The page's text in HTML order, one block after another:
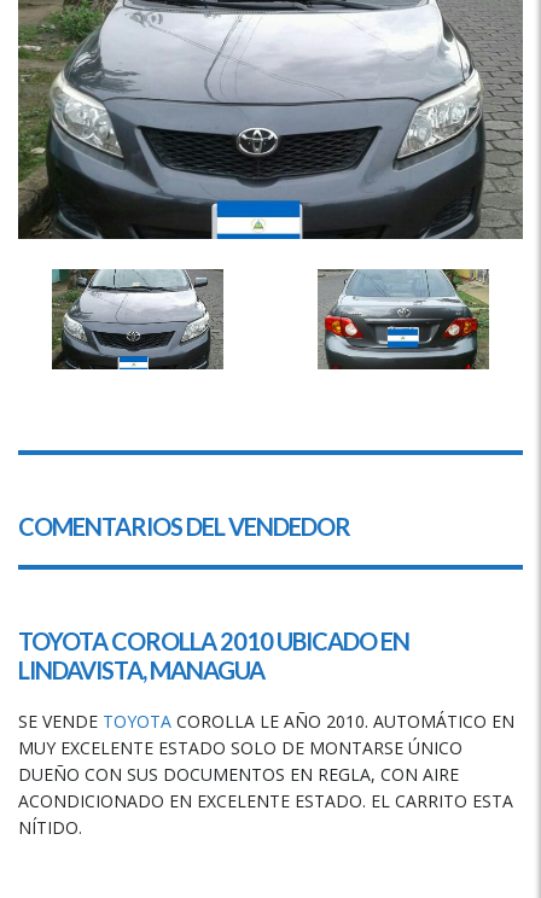
COMENTARIOS DEL VENDEDOR
TOYOTA COROLLA 2010 UBICADO EN
LINDAVISTA,MANAGUA
SE VENDE TOYOTA COROLLA LE AÑO 2010. AUTOMÁTICO EN
MUY EXCELENTE ESTADO SOLO DE MONTARSE ÚNICO
DUEÑO CON SUS DOCUMENTOS EN REGLA, CON AIRE
ACONDICIONADO EN EXCELENTE ESTADO. EL CARRITO ESTA
NÍTIDO.